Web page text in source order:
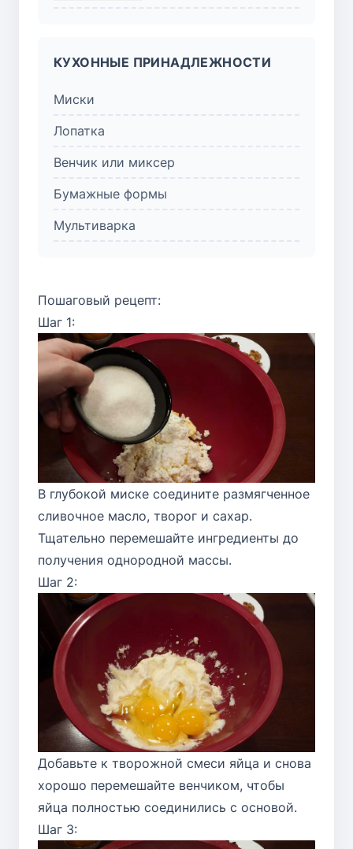
КУХОННЫЕ ПРИНАДЛЕЖНОСТИ
Миски
Лопатка
Венчик или миксер
Бумажные формы
Мультиварка
Пошаговый рецепт:
Шаг 1:
В глубокой миске соедините размягченное
сливочное масло, творог и сахар.
Тщательно перемешайте ингредиенты до
получения однородной массы.
Шаг 2:
Добавьте к творожной смеси яйца и снова
хорошо перемешайте венчиком, чтобы
яйца полностью соединились с основой.
Шаг 3: